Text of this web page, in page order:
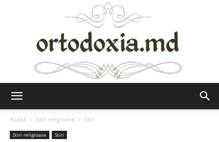
Acasă
Stiri religioase Stiri
Stiri religioase Stiri